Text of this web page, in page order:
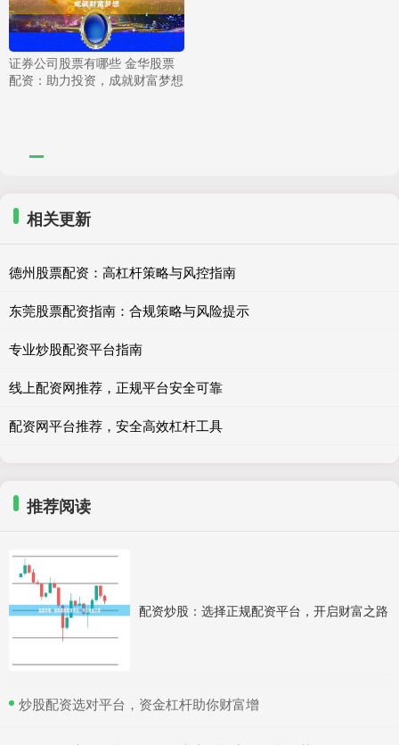
证券公司股票有哪些 金华股票
配资：助力投资，成就财富梦想
相关更新
德州股票配资：高杠杆策略与风控指南
东莞股票配资指南：合规策略与风险提示
专业炒股配资平台指南
线上配资网推荐，正规平台安全可靠
配资网平台推荐，安全高效杠杆工具
推荐阅读
配资炒股：选择正规配资平台，开启财富之路
​炒股配资选对平台，资金杠杆助你财富增